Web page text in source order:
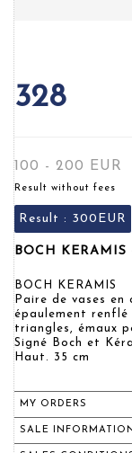
328
100 - 200 EUR
Result without fees
Result : 300EUR
BOCH
BOCH KERAMIS
Paire de vases
épaulement
triangles, émaux
Signé Boch et
Haut. 35 cm
MY ORDERS
SALE